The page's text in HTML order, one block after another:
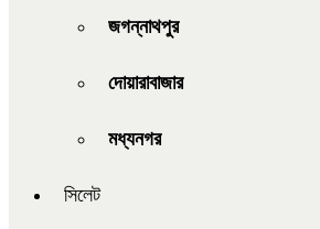
জগন্নাথপুর
দোয়ারাবাজার
মধ্যনগর
সিলেট